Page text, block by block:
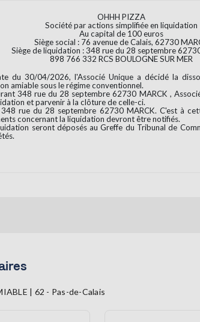
OHHH PIZZA
Société par actions simplifiée en liquidation
Au capital de 100 euros
Siège social : 76 avenue de Calais, 62730
Siège de liquidation : 348 rue du 28 septembre
898 766 332 RCS BOULOGNE SUR MER
du 30/04/2026, l'Associé Unique a décidé la
amiable sous le régime conventionnel.
348 rue du 28 septembre 62730 MARCK ,
et parvenir à la clôture de celle-ci.
rue du 28 septembre 62730 MARCK. C'est à
concernant la liquidation devront être notifiés.
seront déposés au Greffe du Tribunal de
| 62 - Pas-de-Calais